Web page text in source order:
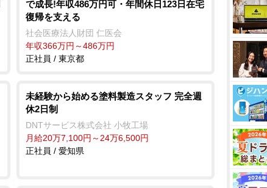
で成長!年収486万円可・年間休日123日在宅
復帰を支える
社会医療法人財団 仁医会
年収366万円～486万円
正社員 / 東京都
未経験から始める塗料製造スタッフ 完全週
休2日制
DNTサービス株式会社 小牧工場
月給20万7,100円～24万6,500円
正社員 / 愛知県